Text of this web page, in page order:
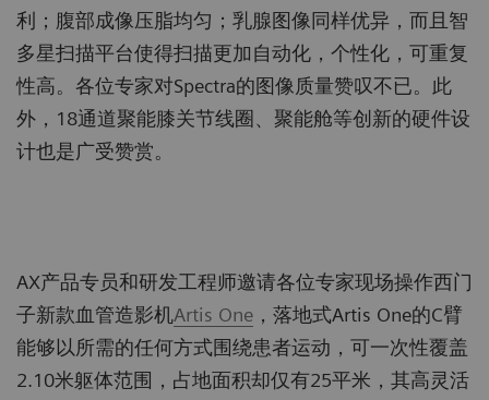
利；腹部成像压脂均匀；乳腺图像同样优异，而且智
多星扫描平台使得扫描更加自动化，个性化，可重复
性高。各位专家对Spectra的图像质量赞叹不已。此
外，18通道聚能膝关节线圈、聚能舱等创新的硬件设
计也是广受赞赏。
AX产品专员和研发工程师邀请各位专家现场操作西门
子新款血管造影机Artis One ，落地式Artis One的C臂
能够以所需的任何方式围绕患者运动，可一次性覆盖
2.10米躯体范围，占地面积却仅有25平米，其高灵活